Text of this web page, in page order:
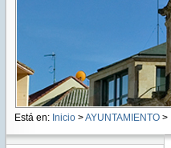
Está en: Inicio >AYUNTAMIENTO>